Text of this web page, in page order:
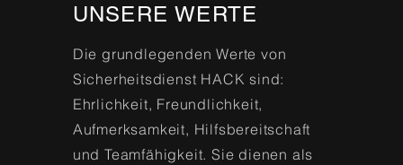
UNSERE WERTE
Die grundlegenden Werte von
Sicherheitsdienst HACK sind:
Ehrlichkeit, Freundlichkeit,
Aufmerksamkeit, Hilfsbereitschaft
und Teamfähigkeit. Sie dienen als